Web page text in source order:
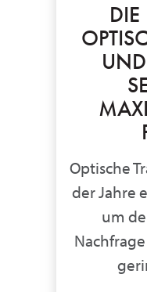
Optische
der Jahre
um